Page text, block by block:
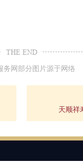
THE END
务网部分图片源于网络
天顺祥